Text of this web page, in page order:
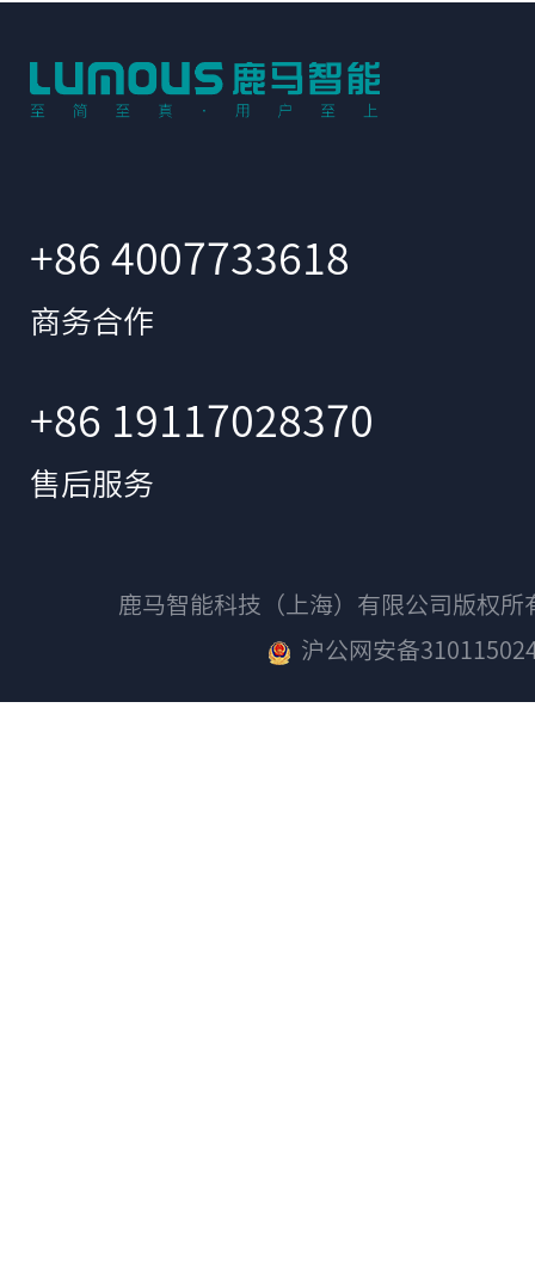
+86 4007733618
商务合作
+86 19117028370
售后服务
鹿马智能科技（上海）有限公司版权
沪公网安备